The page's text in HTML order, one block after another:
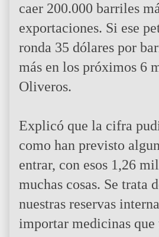
caer 200.000 barriles
exportaciones. Si ese
ronda 35 dólares por
más en los próximos 6
Oliveros.
Explicó que la cifra
como han previsto
entrar, con esos 1,26
muchas cosas. Se trata
nuestras reservas
importar medicinas